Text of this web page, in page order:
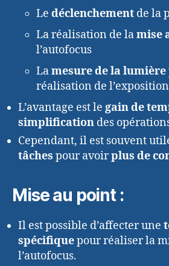
Le déclenchement de la
La réalisation de lamise
l’autofocus
Lamesure de la lumière
réalisation de l’exposition
L’avantage est le gain de
simplification des
Cependant, il est souvent
tâches pour avoirplus de
Mise au point :
Il est possible d’affecter une
spécifiquepour réaliser la
l’autofocus.